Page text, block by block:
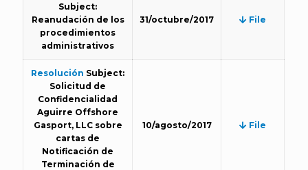
Subject:
Reanudación de los
procedimientos
administrativos
31/octubre/2017 File
Resolución Subject:
Solicitud de
Confidencialidad
Aguirre Offshore
Gasport, LLC sobre
cartas de
Notificación de
Terminación de
10/agosto/2017 File